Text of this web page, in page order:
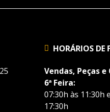
HORÁRIOS
Vendas, Peças
6ª Feira:
07:30h às 11:30h
17:30h